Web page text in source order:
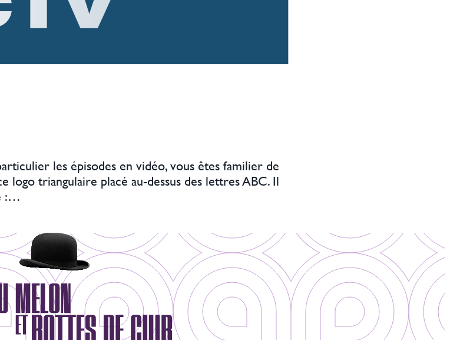
les épisodes en vidéo, vous êtes familier de
logo triangulaire placé au-dessus des lettres ABC. Il
:…